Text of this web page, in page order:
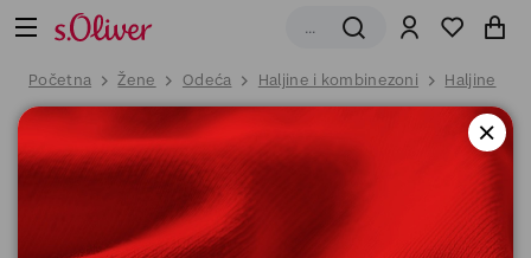
Početna Žene Odeća Haljine i kombinezoni Haljine